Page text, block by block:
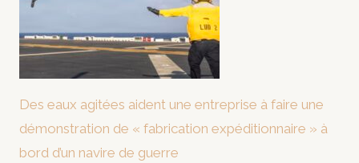
Des eaux agitées aident une entreprise à faire une
démonstration de « fabrication expéditionnaire » à
bord d’un navire de guerre